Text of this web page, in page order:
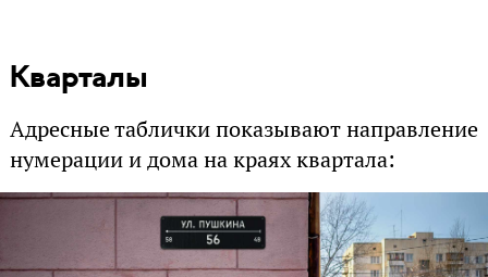
Кварталы
Адресные таблички показывают направление
нумерации и дома на краях квартала: